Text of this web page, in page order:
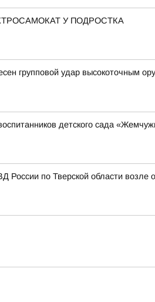
У ПОДРОСТКА
групповой удар высокоточным
детского сада
по Тверской области возле